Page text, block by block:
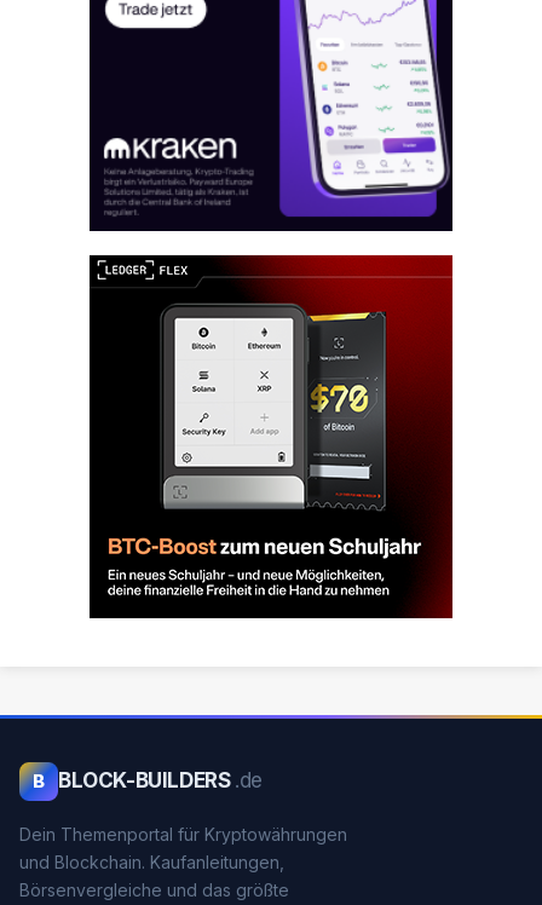
B BLOCK-BUILDERS .de
Dein Themenportal für Kryptowährungen
und Blockchain. Kaufanleitungen,
Börsenvergleiche und das größte